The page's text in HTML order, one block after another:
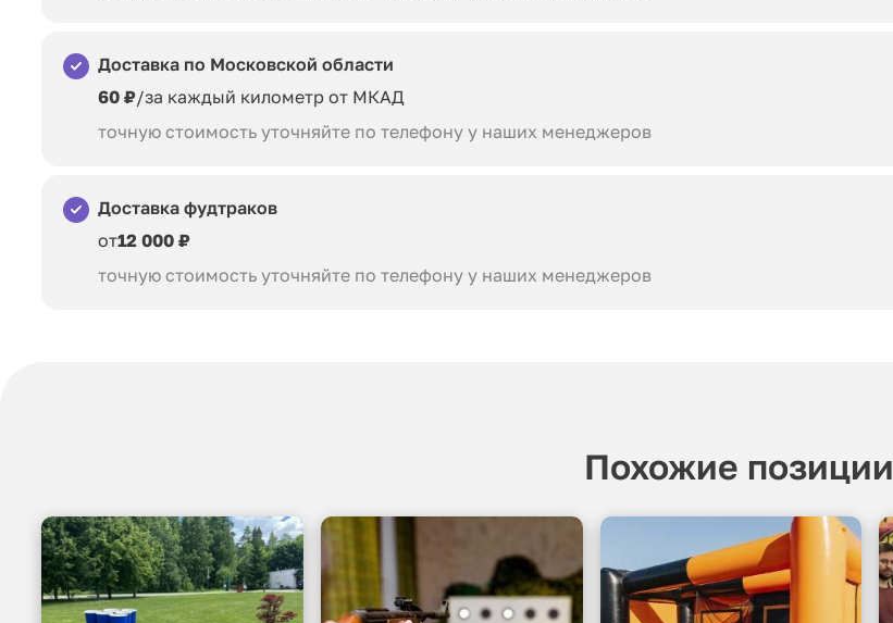
Доставка по Московской области
60 ₽/за каждый километр от МКАД
точную стоимость уточняйте по телефону у наших менеджеров
Доставка фудтраков
от12 000 ₽
точную стоимость уточняйте по телефону у наших менеджеров
Похожие позиции